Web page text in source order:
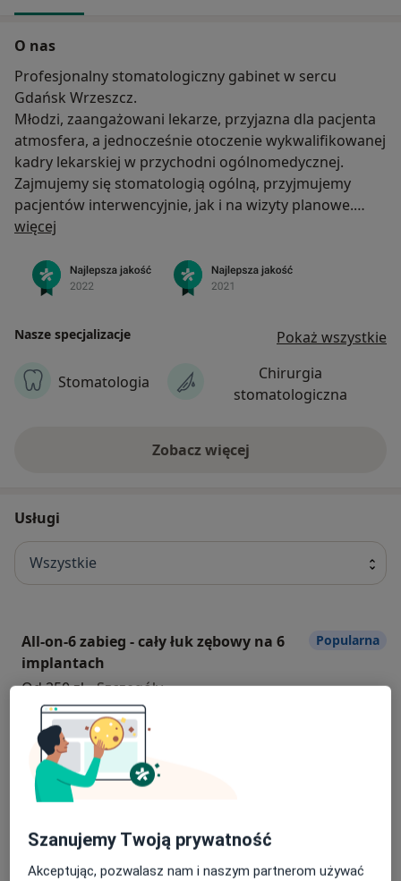
O nas
Profesjonalny stomatologiczny gabinet w sercu
Gdańsk Wrzeszcz.
Młodzi, zaangażowani lekarze, przyjazna dla pacjenta
atmosfera, a jednocześnie otoczenie wykwalifikowanej
kadry lekarskiej w przychodni ogólnomedycznej.
Zajmujemy się stomatologią ogólną, przyjmujemy
pacjentów interwencyjnie, jak i na wizyty planowe.
Pracujemy cyfrowo, we współpracy z renomowanymi
optymalnej funkcjonalności naszych prac, jak również
zadowalającej dla pacjenta estetyki.
pracy z pacjentami. Staramy się, aby wizyty przebiegały
efekt leczenia utrzymał się jak najdłużej.
Przyjmujemy również starsze dzieci i młodzież.
więcej
Nasze specjalizacje Pokaż wszystkie
Stomatologia
Chirurgia
stomatologiczna
Zobacz więcej
Usługi
Wszystkie
All-on-6 zabieg - cały łuk zębowy na 6
implantach
Od 250 zł
SzczegółyAll-on-6 zabieg - cały łuk zębowy
Umów
Popularna
Chirurgiczne usuwanie ósemek
Szanujemy Twoją prywatność
Akceptując, pozwalasz nam i naszym partnerom używać